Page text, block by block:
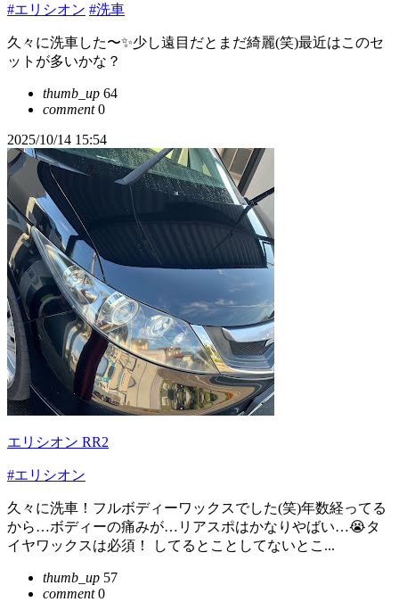
#エリシオン #洗車
久々に洗車した〜✨少し遠目だとまだ綺麗(笑)最近はこのセ
ットが多いかな？
thumb_up 64
comment0
2025/10/14 15:54
エリシオン RR2
#エリシオン
久々に洗車！フルボディーワックスでした(笑)年数経ってる
から…ボディーの痛みが…リアスポはかなりやばい…😭タ
イヤワックスは必須！ してるとことしてないとこ...
thumb_up 57
comment0